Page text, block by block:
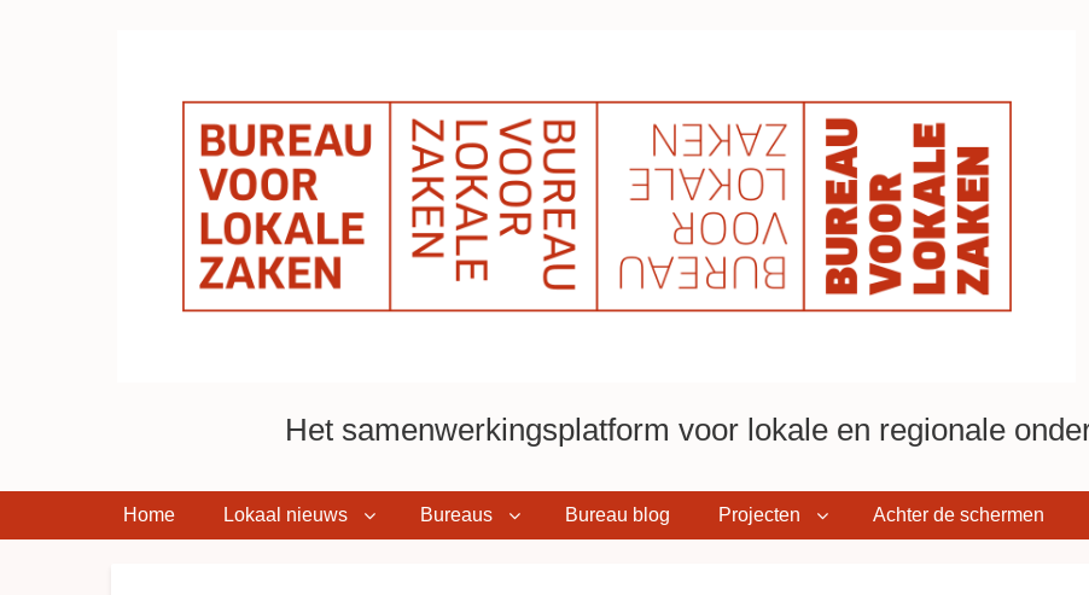
Het samenwerkingsplatform voor lokale en regionale
Home Lokaal nieuws Bureaus Bureau blog Projecten Achter de schermen